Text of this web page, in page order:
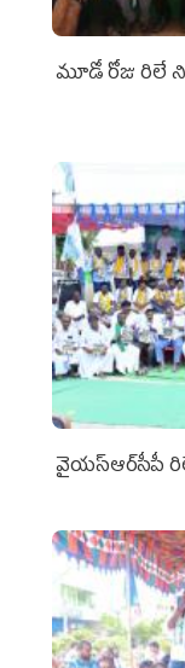
మూడో రోజు రిలే
వైయ‌స్ఆర్‌సీపీ